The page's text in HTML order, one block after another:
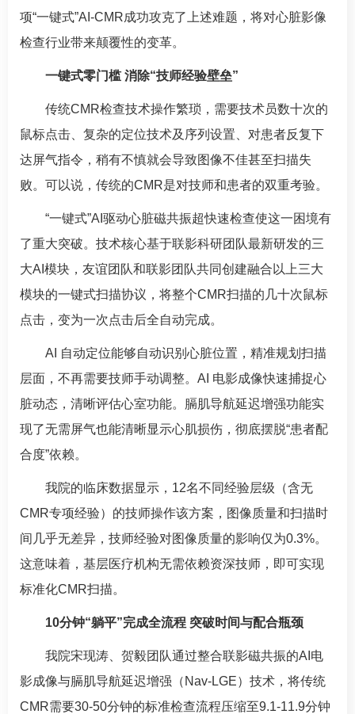
项“一键式”AI-CMR成功攻克了上述难题，将对心脏影像
检查行业带来颠覆性的变革。
一键式零门槛 消除“技师经验壁垒”
传统CMR检查技术操作繁琐，需要技术员数十次的
鼠标点击、复杂的定位技术及序列设置、对患者反复下
达屏气指令，稍有不慎就会导致图像不佳甚至扫描失
败。可以说，传统的CMR是对技师和患者的双重考验。
“一键式”AI驱动心脏磁共振超快速检查使这一困境有
了重大突破。技术核心基于联影科研团队最新研发的三
大AI模块，友谊团队和联影团队共同创建融合以上三大
模块的一键式扫描协议，将整个CMR扫描的几十次鼠标
点击，变为一次点击后全自动完成。
AI 自动定位能够自动识别心脏位置，精准规划扫描
层面，不再需要技师手动调整。AI 电影成像快速捕捉心
脏动态，清晰评估心室功能。膈肌导航延迟增强功能实
现了无需屏气也能清晰显示心肌损伤，彻底摆脱“患者配
合度”依赖。
我院的临床数据显示，12名不同经验层级（含无
CMR专项经验）的技师操作该方案，图像质量和扫描时
间几乎无差异，技师经验对图像质量的影响仅为0.3%。
这意味着，基层医疗机构无需依赖资深技师，即可实现
标准化CMR扫描。
10分钟“躺平”完成全流程 突破时间与配合瓶颈
我院宋现涛 贺毅团队通过整合联影磁共振的AI电
影成像与膈肌导航延迟增强（Nav-LGE）技术，将传统
CMR需要30-50分钟的标准检查流程压缩至9.1-11.9分钟